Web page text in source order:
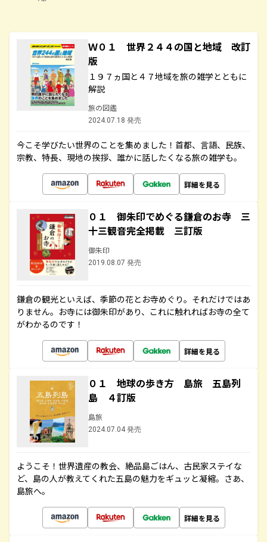
Ｗ０１ 世界２４４の国と地域 改訂
版
１９７ヵ国と４７地域を旅の雑学とともに
解説
旅の図鑑
2024.07.18 発売
今こそ学びたい世界のことを集めました！首都、言語、民族、
宗教、特長、現地の挨拶、誰かに話したくなる旅の雑学も。
詳細を見る
０１ 御朱印でめぐる鎌倉のお寺 三
十三観音完全掲載 三訂版
御朱印
2019.08.07 発売
鎌倉の観光といえば、季節の花とお寺めぐり。それだけではあ
りません。お寺には御朱印があり、これに触れればお寺の全て
がわかるのです！
詳細を見る
０１ 地球の歩き方 島旅 五島列
島 ４訂版
島旅
2024.07.04 発売
ようこそ！世界遺産の教会、絶品島ごはん、古民家ステイな
ど、島の人が教えてくれた五島の魅力をギュッと凝縮。さあ、
島旅へ。
詳細を見る